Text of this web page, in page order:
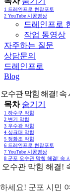
1 드레인프로 현장포토
2 YouTube 시공영상
드레인프로
작업 동영상
자주하는 질문
상담문의
드레인프로
Blog
수관 막힘 해결! 속
목차 숨기기
1 하수구 막힘
2 변기 막힘
3 우수관 막힘
4 싱크대 막힘
5 정화조 막힘
6 드레인프로 현장포토
7 YouTube 시공영상
8 군포 오수관 막힘 해결! 속
오수관 막힘 해결!
세요! 군포 시민